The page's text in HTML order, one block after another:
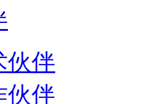
伙伴
伙伴